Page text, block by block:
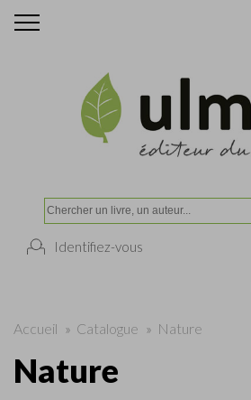
Identifiez-vous
Accueil » Catalogue » Nature
Nature